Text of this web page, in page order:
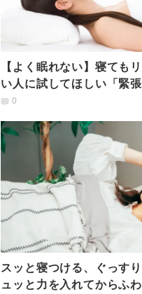
【よく眠れない】寝ても
い人に試してほしい「緊
の方法」
0
スッと寝つける、ぐっす
ュッと力を入れてからふ